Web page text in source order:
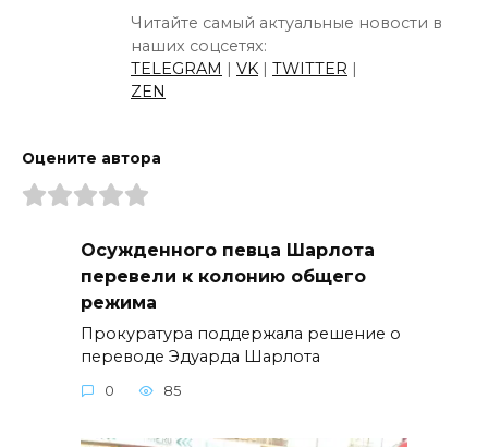
Читайте самый актуальные новости в
наших соцсетях:
TELEGRAM | VK | TWITTER |
ZEN
Оцените автора
Осужденного певца Шарлота
перевели к колонию общего
режима
Прокуратура поддержала решение о
переводе Эдуарда Шарлота
0 85